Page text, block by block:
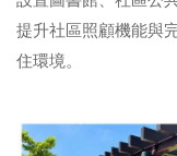
提升社區照顧機能與
住環境。